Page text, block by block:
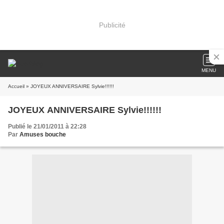
Publicité
MENU
Accueil » JOYEUX ANNIVERSAIRE Sylvie!!!!!!
JOYEUX ANNIVERSAIRE Sylvie!!!!!!
Publié le 21/01/2011 à 22:28
Par Amuses bouche